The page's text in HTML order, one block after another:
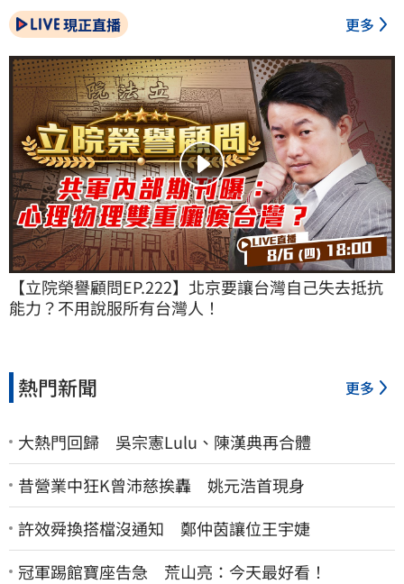
現正直播 更多
【立院榮譽顧問EP.222】北京要讓台灣自己失去抵抗
能力？不用說服所有台灣人！
熱門新聞 更多
大熱門回歸 吳宗憲Lulu、陳漢典再合體
昔營業中狂K曾沛慈挨轟 姚元浩首現身
許效舜換搭檔沒通知 鄭仲茵讓位王宇婕
冠軍踢館寶座告急 荒山亮：今天最好看！